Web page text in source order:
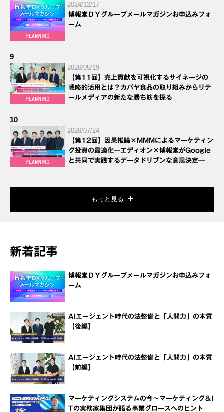
2024/12/17
博報堂ＤＹグループメールマガジンお申込みフォ
ーム
9
2026/05/19
【第11回】売上貢献を可視化するサイネージの
戦略的活用とは？カバヤ食品の取り組みからリテ
ールメディアの新たな勝ち筋を探る
10
2026/07/24
【第12回】因果推論×MMMによるマーケティン
グ投資の最適化―エディオン×博報堂がGoogle
と共同で実践するデータドリブンな意思決定―
もっと見る
新着記事
博報堂ＤＹグループメールマガジンお申込みフォ
ーム
AIエージェント時代の法整備と「人間力」の本質
【後編】
AIエージェント時代の法整備と「人間力」の本質
【前編】
マーケティングシステムの今～マーケティング＆I
Tの実務家集団が語る事業グロースへのヒント